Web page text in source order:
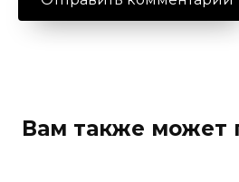
Вам также может